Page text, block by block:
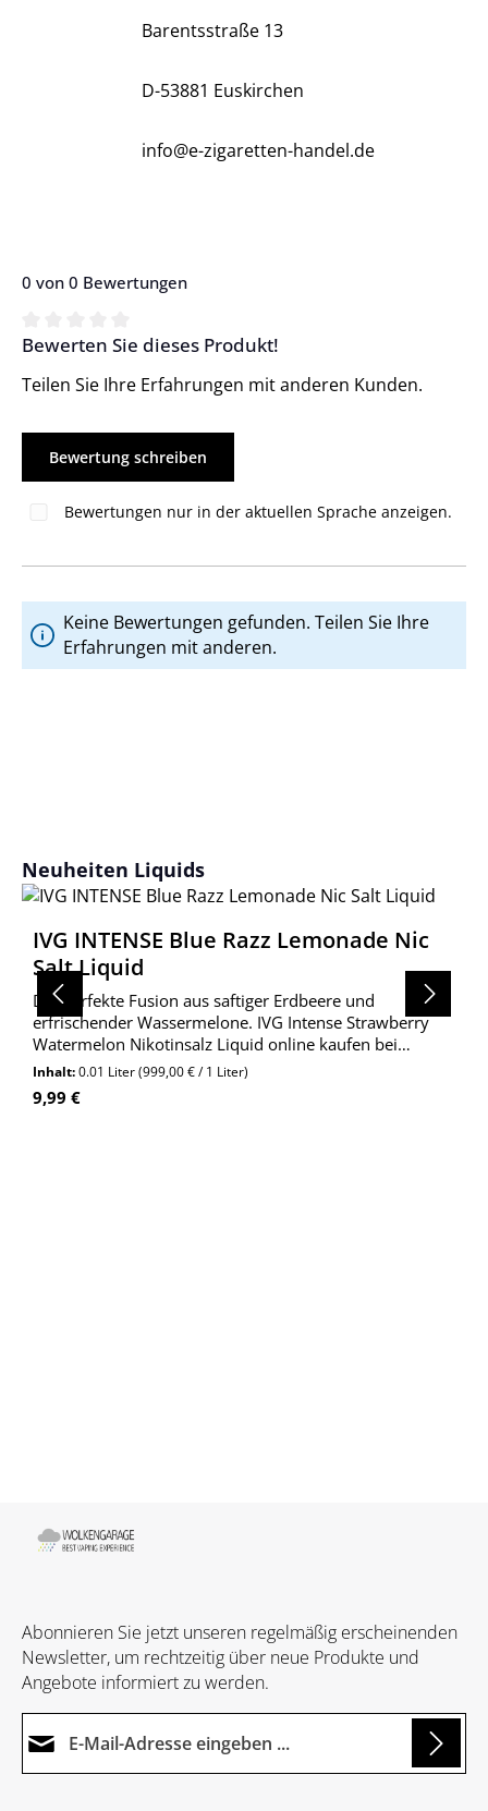
Barentsstraße 13
D-53881 Euskirchen
info@e-zigaretten-handel.de
0 von 0 Bewertungen
Durchschnittliche Bewertung von 0 von 5 Sternen
Bewerten Sie dieses Produkt!
Teilen Sie Ihre Erfahrungen mit anderen Kunden.
Bewertung schreiben
Bewertungen nur in der aktuellen Sprache anzeigen.
Keine Bewertungen gefunden. Teilen Sie Ihre
Erfahrungen mit anderen.
Produktgalerie überspringen
Neuheiten Liquids
IVG INTENSE Blue Razz Lemonade Nic
Salt Liquid
Die perfekte Fusion aus saftiger Erdbeere und
erfrischender Wassermelone. IVG Intense Strawberry
Watermelon Nikotinsalz Liquid online kaufen bei
Wolkengarage!
Inhalt:0.01 Liter(999,00 € / 1 Liter)
Regulärer Preis:
9,99 €
Abonnieren Sie jetzt unseren regelmäßig erscheinenden
Newsletter, um rechtzeitig über neue Produkte und
Angebote informiert zu werden.